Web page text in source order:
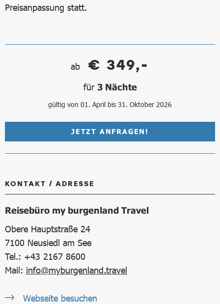
Preisanpassung statt.
ab € 349,-
für 3 Nächte
gültig von 01. April bis 31. Oktober 2026
JETZT ANFRAGEN!
KONTAKT / ADRESSE
Reisebüro my burgenland Travel
Obere Hauptstraße 24
7100 Neusiedl am See
Tel.: +43 2167 8600
Mail: info@myburgenland.travel
Webseite besuchen